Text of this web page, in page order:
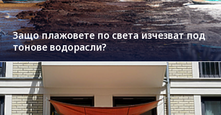
Защо плажовете по света изчезват под
тонове водорасли?